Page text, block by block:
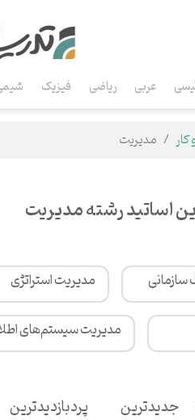
عربی ریاضی فیزیک
مدیریت
اساتید رشته مدیریت
سازمانی مدیریت استراتژی
مدیریت سیستم‌های
جدیدترین پردبازدیدترین